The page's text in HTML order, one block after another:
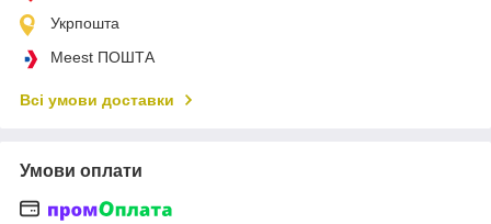
Укрпошта
Meest ПОШТА
Всі умови доставки
Умови оплати